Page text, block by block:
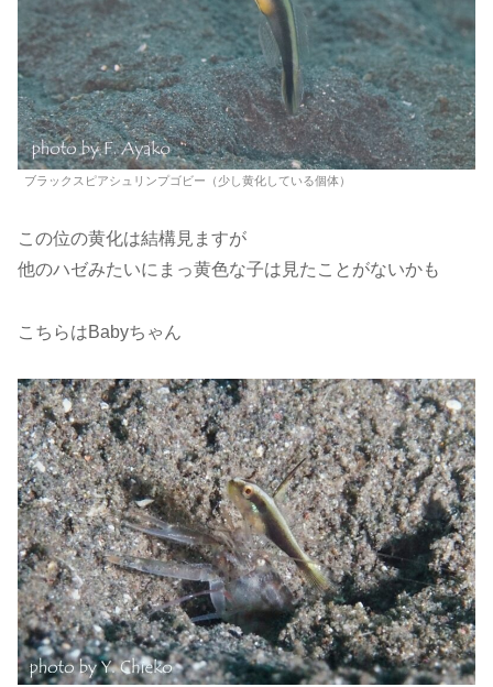
ブラックスピアシュリンプゴビー（少し黄化している個体）
この位の黄化は結構見ますが
他のハゼみたいにまっ黄色な子は見たことがないかも
こちらはBabyちゃん